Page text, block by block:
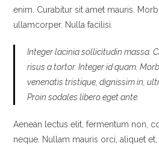
enim. Curabitur sit amet mauris.
ullamcorper. Nulla facilisi.
Integer lacinia sollicitudin massa.
risus a tortor. Integer id quam.
venenatis tristique, dignissim in,
Proin sodales libero eget ante.
Aenean lectus elit, fermentum non,
neque. Nullam mauris orci, aliquet et,